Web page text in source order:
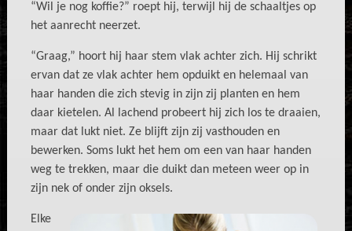
“Wil je nog koffie?” roept hij, terwijl hij de schaaltjes op
het aanrecht neerzet.
“Graag,” hoort hij haar stem vlak achter zich. Hij schrikt
ervan dat ze vlak achter hem opduikt en helemaal van
haar handen die zich stevig in zijn zij planten en hem
daar kietelen. Al lachend probeert hij zich los te draaien,
maar dat lukt niet. Ze blijft zijn zij vasthouden en
bewerken. Soms lukt het hem om een van haar handen
weg te trekken, maar die duikt dan meteen weer op in
zijn nek of onder zijn oksels.
Elke